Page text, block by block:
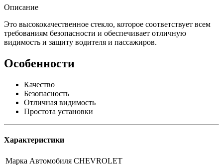
Описание
Это высококачественное стекло, которое соответствует всем
требованиям безопасности и обеспечивает отличную
видимость и защиту водителя и пассажиров.
Особенности
Качество
Безопасность
Отличная видимость
Простота установки
Характеристики
Марка Автомобиля CHEVROLET